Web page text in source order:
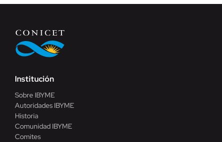
Institución
Sobre IBYME
Autoridades IBYME
Historia
Comunidad IBYME
Comites